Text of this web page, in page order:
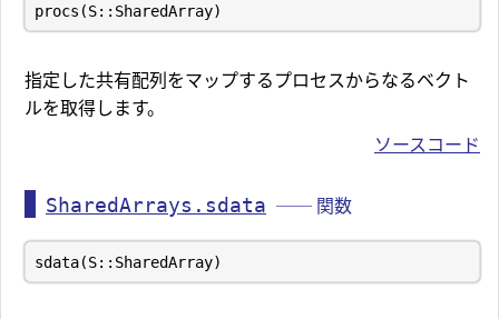
指定した共有配列をマップするプロセスからなるベクト
ルを取得します。
ソースコード
SharedArrays.sdata ── 関数